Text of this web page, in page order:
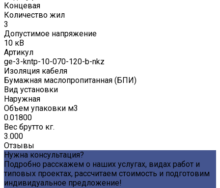
Концевая
Количество жил
3
Допустимое напряжение
10 кВ
Артикул
ge-3-kntp-10-070-120-b-nkz
Изоляция кабеля
Бумажная маслопропитанная (БПИ)
Вид установки
Наружная
Объем упаковки м3
0.01800
Вес брутто кг.
3.000
Отзывы
Нужна консультация?
Подробно расскажем о наших услугах, видах работ и
типовых проектах, рассчитаем стоимость и подготовим
индивидуальное предложение!